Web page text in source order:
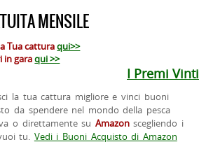
MENSILE
Tua catturaqui>>
in garaqui >>
I Premi Vinti
la tua cattura migliore e vinci buoni
da spendere nel mondo della pesca
o direttamente su Amazonscegliendo i
tu. Vedi i Buoni Acquisto di Amazon